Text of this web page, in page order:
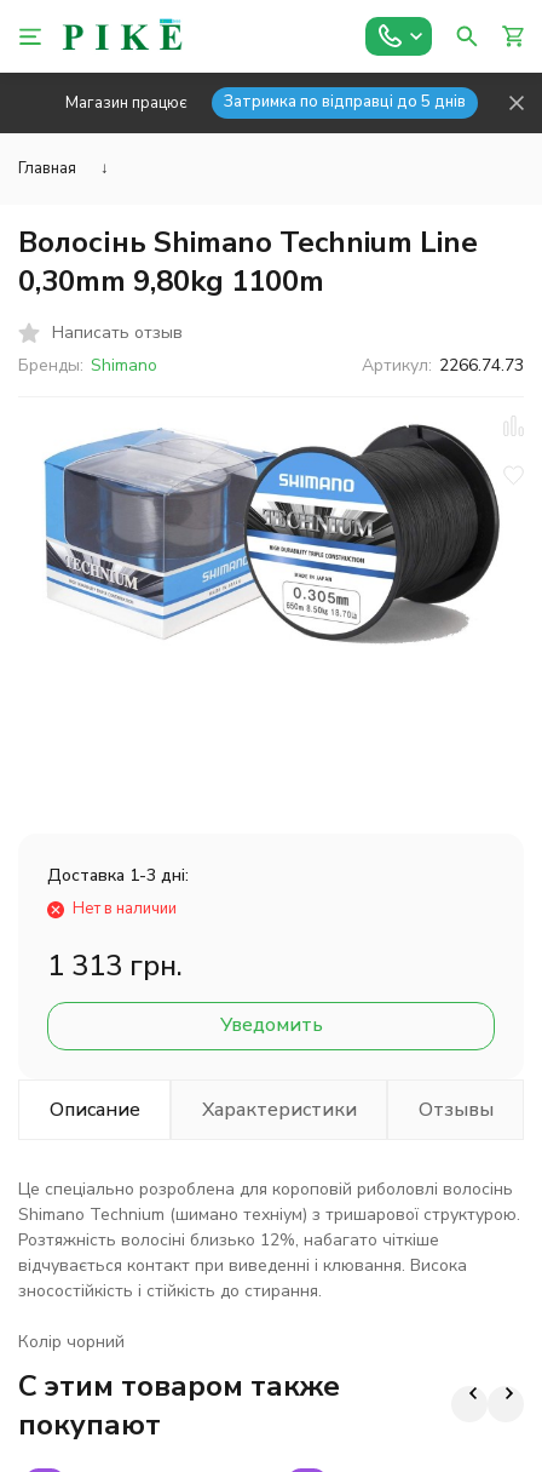
Магазин працює Затримка по відправці до 5 днів
Главная ↓
Волосінь Shimano Technium Line
0,30mm 9,80kg 1100m
Написать отзыв
Бренды: Shimano Артикул: 2266.74.73
Доставка 1-3 дні:
Нет в наличии
1 313 грн.
Уведомить
Описание Характеристики Отзывы
Це спеціально розроблена для короповій риболовлі волосінь
Shimano Technium (шимано техніум) з тришарової структурою.
Розтяжність волосіні близько 12%, набагато чіткіше
відчувається контакт при виведенні і клювання. Висока
зносостійкість і стійкість до стирання.
Колір чорний
C этим товаром также
покупают